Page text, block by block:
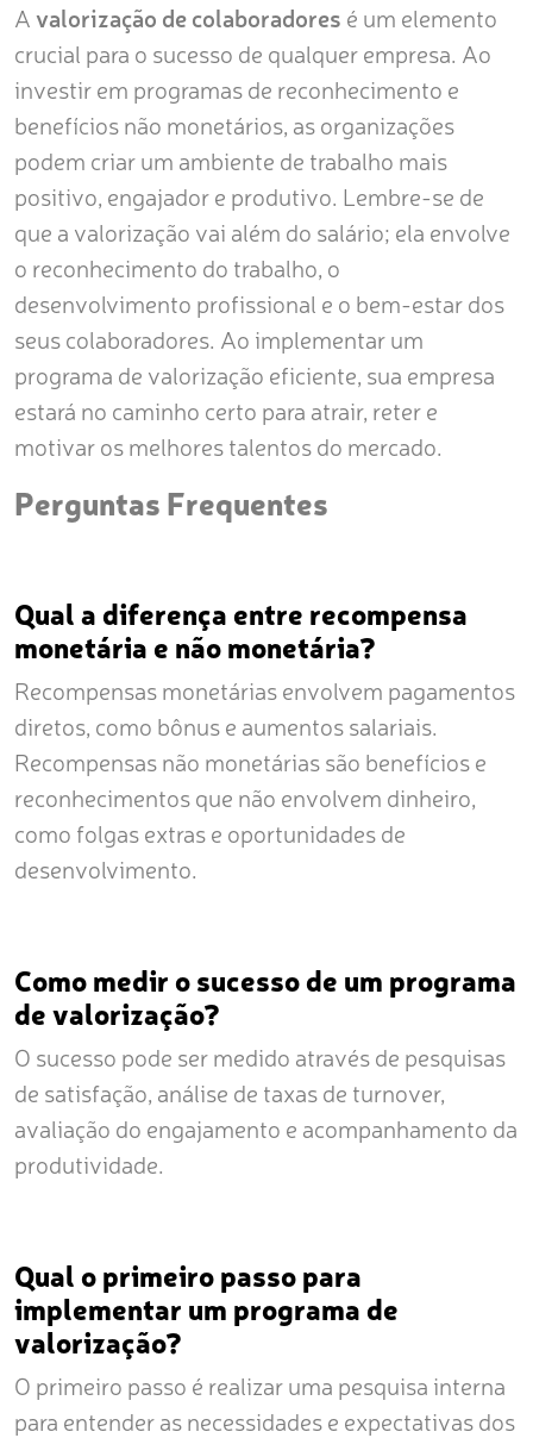
Avalorização de colaboradores é um elemento
crucial para o sucesso de qualquer empresa. Ao
investir em programas de reconhecimento e
benefícios não monetários, as organizações
podem criar um ambiente de trabalho mais
positivo, engajador e produtivo. Lembre-se de
que a valorização vai além do salário; ela envolve
o reconhecimento do trabalho, o
desenvolvimento profissional e o bem-estar dos
seus colaboradores. Ao implementar um
programa de valorização eficiente, sua empresa
estará no caminho certo para atrair, reter e
motivar os melhores talentos do mercado.
Perguntas Frequentes
Qual a diferença entre recompensa
monetária e não monetária?
Recompensas monetárias envolvem pagamentos
diretos, como bônus e aumentos salariais.
Recompensas não monetárias são benefícios e
reconhecimentos que não envolvem dinheiro,
como folgas extras e oportunidades de
desenvolvimento.
Como medir o sucesso de um programa
de valorização?
O sucesso pode ser medido através de pesquisas
de satisfação, análise de taxas de turnover,
avaliação do engajamento e acompanhamento da
produtividade.
Qual o primeiro passo para
implementar um programa de
valorização?
O primeiro passo é realizar uma pesquisa interna
para entender as necessidades e expectativas dos